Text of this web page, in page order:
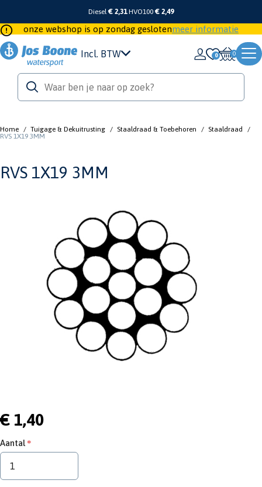
Diesel€ 2,31 HVO100 € 2,49
onze webshop is op zondag geslotenmeer informatie
Incl. BTW 0
Home / Tuigage & Dekuitrusting / Staaldraad & Toebehoren / Staaldraad
/
RVS 1X19 3MM
RVS 1X19 3MM
€ 1,40
Aantal